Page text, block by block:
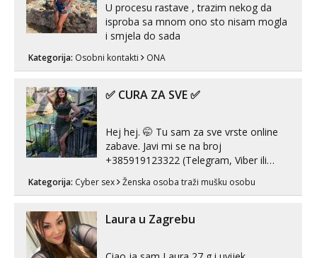
U procesu rastave , trazim nekog da
isproba sa mnom ono sto nisam mogla
i smjela do sada
Kategorija: Osobni kontakti ONA
✅ CURA ZA SVE ✅
Hej hej. 🤭 Tu sam za sve vrste online
zabave. Javi mi se na broj
+385919123322 (Telegram, Viber ili
Whatsapp). 🤙 NE javljaj se na uzivo.
Hvala.
Kategorija: Cyber sex Ženska osoba traži mušku osobu
Laura u Zagrebu